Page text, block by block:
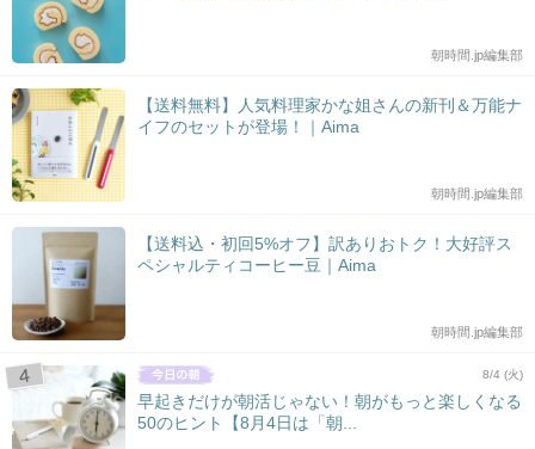
朝時間.jp編集部
【送料無料】人気料理家かな姐さんの新刊＆万能ナ
イフのセットが登場！｜Aima
朝時間.jp編集部
【送料込・初回5%オフ】訳ありおトク！大好評ス
ペシャルティコーヒー豆｜Aima
朝時間.jp編集部
8/4 (火)
早起きだけが朝活じゃない！朝がもっと楽しくなる
50のヒント【8月4日は「朝...